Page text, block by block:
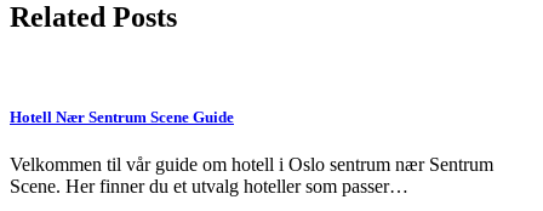
Related Posts
Hotell Nær Sentrum Scene Guide
Velkommen til vår guide om hotell i Oslo sentrum nær Sentrum
Scene. Her finner du et utvalg hoteller som passer…